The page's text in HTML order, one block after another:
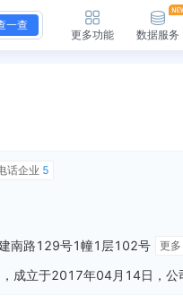
一查
更多功能 数据服务
话企业 5
南路129号1幢1层102号 更多